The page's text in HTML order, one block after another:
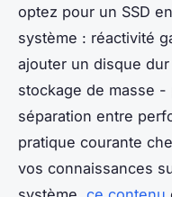
optez pour un SSD en
système : réactivité
ajouter un disque dur
stockage de masse
séparation entre
pratique courante
vos connaissances